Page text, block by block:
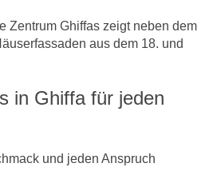
Zentrum Ghiffas zeigt neben dem
aus dem 18. und
in Ghiffa für jeden
und jeden Anspruch